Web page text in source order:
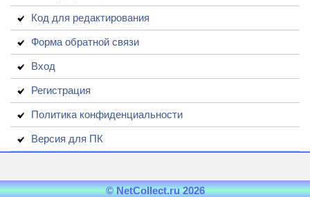
Код для редактирования
Форма обратной связи
Вход
Регистрация
Политика конфиденциальности
Версия для ПК
© NetCollect.ru 2026